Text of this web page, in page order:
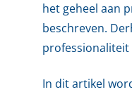
het geheel aan
beschreven.
professionaliteit
In dit artikel